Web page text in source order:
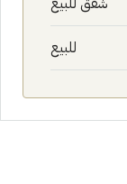
للبيع